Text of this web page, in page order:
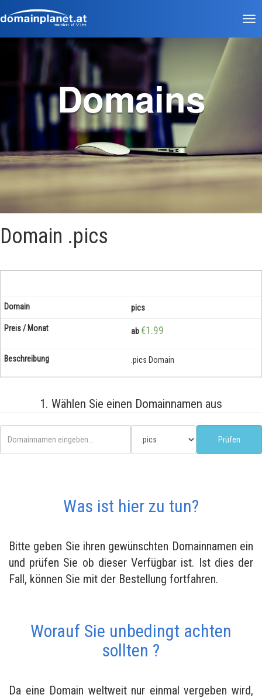
Domains
Domain .pics
pics
ab€1.99
.pics Domain
1. Wählen Sie einen Domainnamen aus
Was ist hier zu tun?
Bitte geben Sie ihren gewünschten Domainnamen ein
und prüfen Sie ob dieser Verfügbar ist. Ist dies der
Fall, können Sie mit der Bestellung fortfahren.
Worauf Sie unbedingt achten
sollten ?
Da eine Domain weltweit nur einmal vergeben wird,